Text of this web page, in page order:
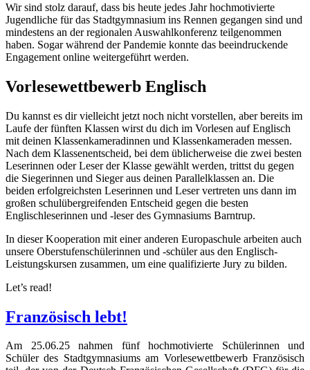
Wir sind stolz darauf, dass bis heute jedes Jahr hochmotivierte
Jugendliche für das Stadtgymnasium ins Rennen gegangen sind und
mindestens an der regionalen Auswahlkonferenz teilgenommen
haben. Sogar während der Pandemie konnte das beeindruckende
Engagement online weitergeführt werden.
Vorlesewettbewerb Englisch
Du kannst es dir vielleicht jetzt noch nicht vorstellen, aber bereits im
Laufe der fünften Klassen wirst du dich im Vorlesen auf Englisch
mit deinen Klassenkameradinnen und Klassenkameraden messen.
Nach dem Klassenentscheid, bei dem üblicherweise die zwei besten
Leserinnen oder Leser der Klasse gewählt werden, trittst du gegen
die Siegerinnen und Sieger aus deinen Parallelklassen an. Die
beiden erfolgreichsten Leserinnen und Leser vertreten uns dann im
großen schulübergreifenden Entscheid gegen die besten
Englischleserinnen und -leser des Gymnasiums Barntrup.
In dieser Kooperation mit einer anderen Europaschule arbeiten auch
unsere Oberstufenschülerinnen und -schüler aus den Englisch-
Leistungskursen zusammen, um eine qualifizierte Jury zu bilden.
Let’s read!
Französisch lebt!
Am 25.06.25 nahmen fünf hochmotivierte Schülerinnen und
Schüler des Stadtgymnasiums am Vorlesewettbewerb Französisch